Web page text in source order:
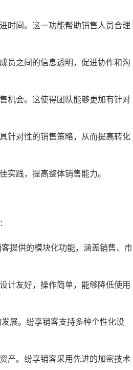
时间。这一功能帮助销售人员合理
员之间的信息透明，促进协作和沟
机会。这使得团队能够更加有针对
针对性的销售策略，从而提高转化
实践，提高整体销售能力。
提供的模块化功能，涵盖销售、市
计友好，操作简单，能够降低使用
展。纷享销客支持多种个性化设
产。纷享销客采用先进的加密技术